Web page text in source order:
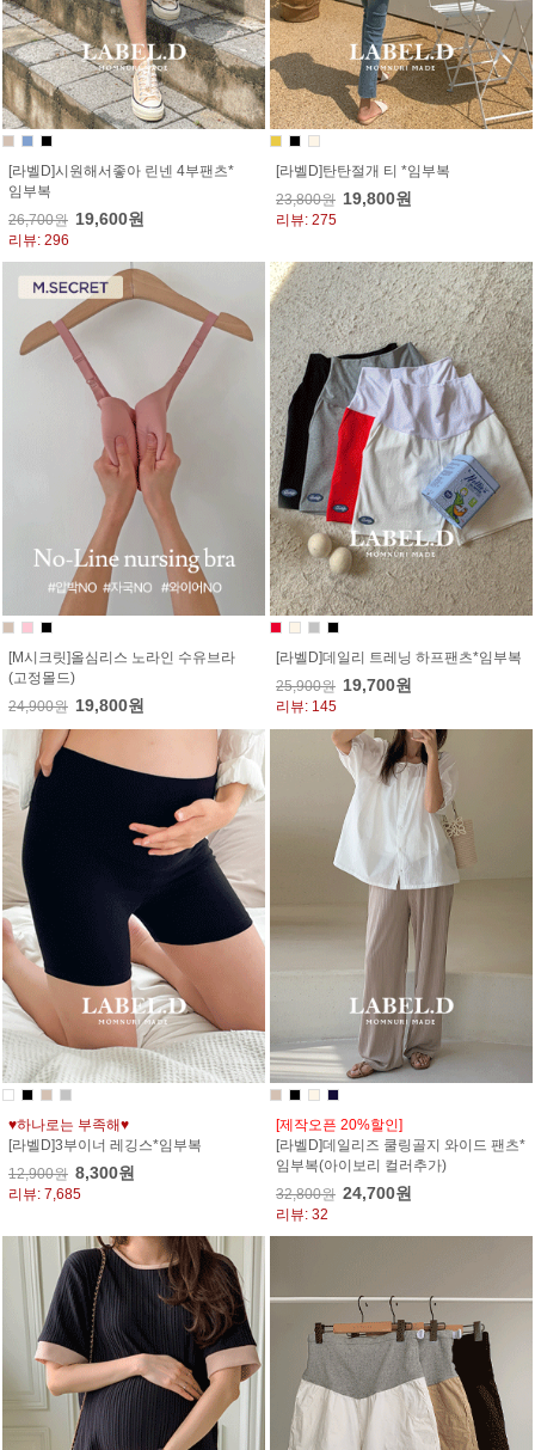
[라벨D]시원해서좋아 린넨 4부팬츠*
임부복
26,700원 19,600원
리뷰: 296
[라벨D]탄탄절개 티 *임부복
23,800원 19,800원
리뷰: 275
[M시크릿]올심리스 노라인 수유브라
(고정몰드)
24,900원 19,800원
[라벨D]데일리 트레닝 하프팬츠*임부복
25,900원 19,700원
리뷰: 145
♥하나로는 부족해♥
[라벨D]3부이너 레깅스*임부복
12,900원 8,300원
리뷰: 7,685
[제작오픈 20%할인]
[라벨D]데일리즈 쿨링골지 와이드 팬츠*
임부복(아이보리 컬러추가)
32,800원 24,700원
리뷰: 32